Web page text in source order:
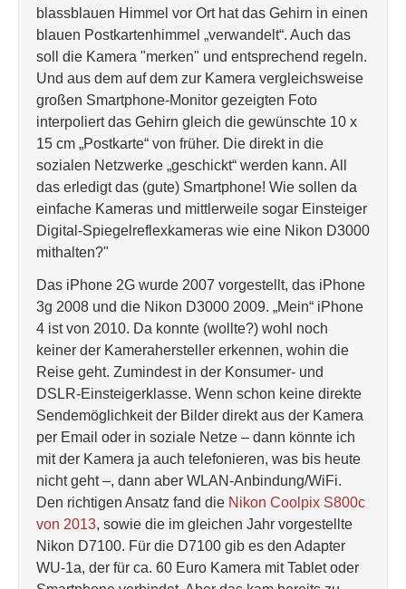
blassblauen Himmel vor Ort hat das Gehirn in einen
blauen Postkartenhimmel „verwandelt“. Auch das
soll die Kamera "merken" und entsprechend regeln.
Und aus dem auf dem zur Kamera vergleichsweise
großen Smartphone-Monitor gezeigten Foto
interpoliert das Gehirn gleich die gewünschte 10 x
15 cm „Postkarte“ von früher. Die direkt in die
sozialen Netzwerke „geschickt“ werden kann. All
das erledigt das (gute) Smartphone! Wie sollen da
einfache Kameras und mittlerweile sogar Einsteiger
Digital-Spiegelreflexkameras wie eine Nikon D3000
mithalten?"
Das iPhone 2G wurde 2007 vorgestellt, das iPhone
3g 2008 und die Nikon D3000 2009. „Mein“ iPhone
4 ist von 2010. Da konnte (wollte?) wohl noch
keiner der Kamerahersteller erkennen, wohin die
Reise geht. Zumindest in der Konsumer- und
DSLR-Einsteigerklasse. Wenn schon keine direkte
Sendemöglichkeit der Bilder direkt aus der Kamera
per Email oder in soziale Netze – dann könnte ich
mit der Kamera ja auch telefonieren, was bis heute
nicht geht –, dann aber WLAN-Anbindung/WiFi.
Den richtigen Ansatz fand die Nikon Coolpix S800c
von 2013, sowie die im gleichen Jahr vorgestellte
Nikon D7100. Für die D7100 gib es den Adapter
WU-1a, der für ca. 60 Euro Kamera mit Tablet oder